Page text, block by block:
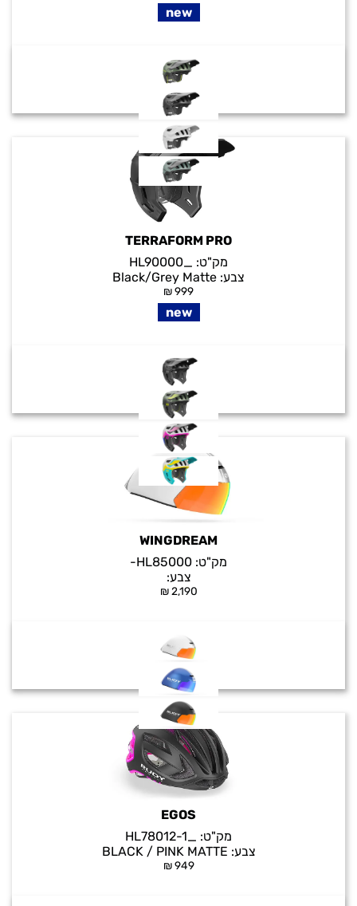
new
TERRAFORM PRO
מק"ט:
צבע: Black/Grey Matte
₪999
new
WINGDREAM
מק"ט: HL85000-
צבע:
₪2,190
EGOS
מק"ט:
צבע: BLACK / PINK MATTE
₪949